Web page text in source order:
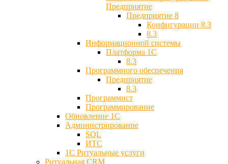
Предприятие
Предприятие 8
Конфигурации 8.3
8.3
Информационной системы
Платформа 1С
8.3
Программного обеспечения
Предприятие
8.3
Программист
Программирование
Обновление 1С
Администрирование
SQL
ИТС
1С Ритуальные услуги
Ритуальная CRM